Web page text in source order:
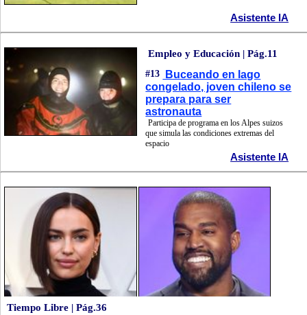
Asistente IA
Empleo y Educación | Pág.11
#13
Buceando en lago
congelado, joven chileno se
prepara para ser
astronauta
Participa de programa en los Alpes suizos
que simula las condiciones extremas del
espacio
Asistente IA
Tiempo Libre | Pág.36